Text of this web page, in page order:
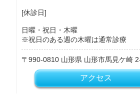
[休診日]
日曜・祝日・木曜
※祝日のある週の木曜は通常診療
990-0810 山形県 山形市馬見ケ崎
アクセス